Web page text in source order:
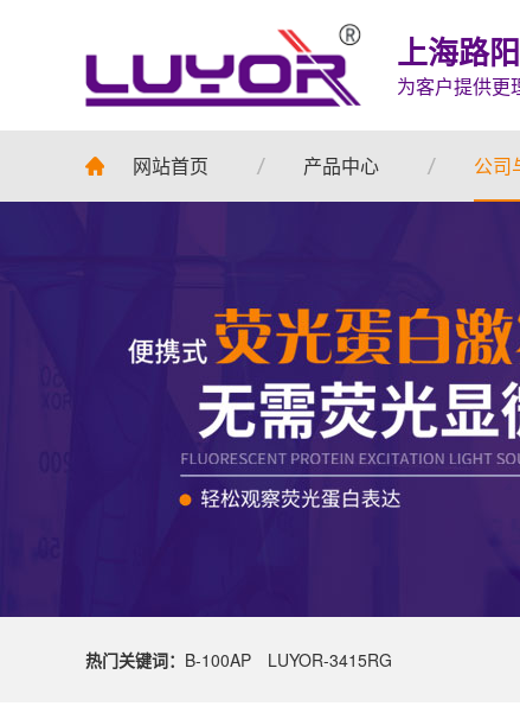
上海路
为客户提供更
网站首页 产品中心 公司
热门关键词： B-100AP LUYOR-3415RG